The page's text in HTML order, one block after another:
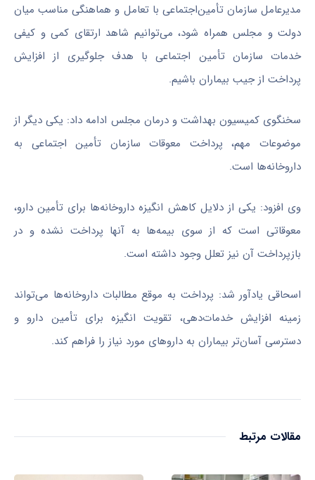
مدیرعامل سازمان تأمین‌اجتماعی با تعامل و هماهنگی مناسب میان
دولت و مجلس همراه شود، می‌توانیم شاهد ارتقای کمی و کیفی
خدمات سازمان تأمین اجتماعی با هدف جلوگیری از افزایش
پرداخت از جیب بیماران باشیم.
سخنگوی کمیسیون بهداشت و درمان مجلس ادامه داد: یکی دیگر از
موضوعات مهم، پرداخت معوقات سازمان تأمین اجتماعی به
داروخانه‌ها است.
وی افزود: یکی از دلایل کاهش انگیزه داروخانه‌ها برای تأمین دارو،
معوقاتی است که از سوی بیمه‌ها به آنها پرداخت نشده و در
بازپرداخت آن نیز تعلل وجود داشته است.
اسحاقی یادآور شد: پرداخت به‌ موقع مطالبات داروخانه‌ها می‌تواند
زمینه افزایش خدمات‌دهی، تقویت انگیزه برای تأمین دارو و
دسترسی آسان‌تر بیماران به داروهای مورد نیاز را فراهم کند.
مقالات مرتبط